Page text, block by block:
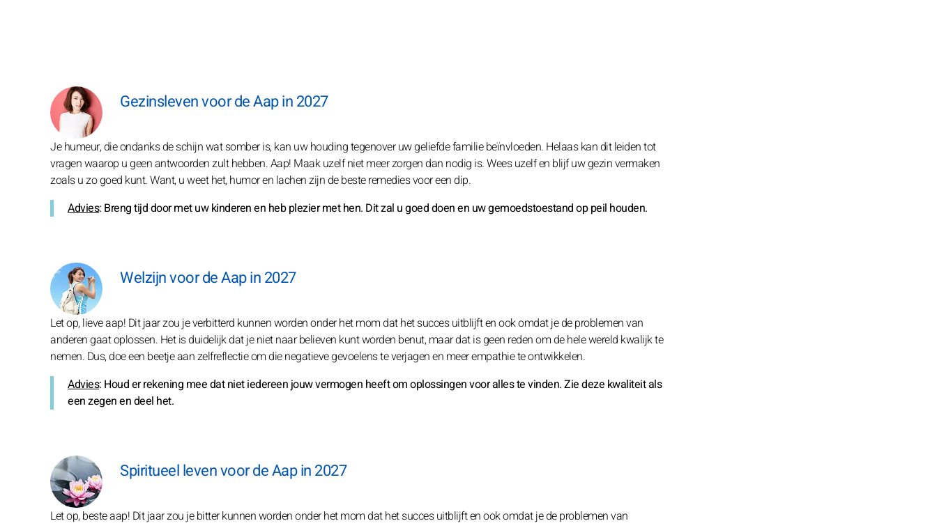
Gezinsleven voor de Aap in 2027
Je humeur, die ondanks de schijn wat somber is, kan uw houding tegenover uw geliefde familie beïnvloeden. Helaas kan dit leiden tot
vragen waarop u geen antwoorden zult hebben. Aap! Maak uzelf niet meer zorgen dan nodig is. Wees uzelf en blijf uw gezin vermaken
zoals u zo goed kunt. Want, u weet het, humor en lachen zijn de beste remedies voor een dip.
Advies: Breng tijd door met uw kinderen en heb plezier met hen. Dit zal u goed doen en uw gemoedstoestand op peil houden.
Welzijn voor de Aap in 2027
Let op, lieve aap! Dit jaar zou je verbitterd kunnen worden onder het mom dat het succes uitblijft en ook omdat je de problemen van
anderen gaat oplossen. Het is duidelijk dat je niet naar believen kunt worden benut, maar dat is geen reden om de hele wereld kwalijk te
nemen. Dus, doe een beetje aan zelfreflectie om die negatieve gevoelens te verjagen en meer empathie te ontwikkelen.
Advies: Houd er rekening mee dat niet iedereen jouw vermogen heeft om oplossingen voor alles te vinden. Zie deze kwaliteit als
een zegen en deel het.
Spiritueel leven voor de Aap in 2027
Let op, beste aap! Dit jaar zou je bitter kunnen worden onder het mom dat het succes uitblijft en ook omdat je de problemen van